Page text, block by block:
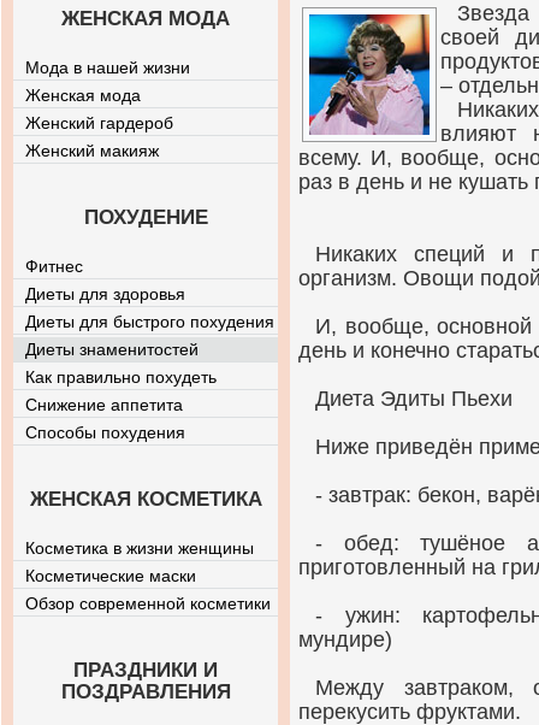
Звезда
своей
–
влияют
всему. И, вообще,
раз в день и не кушать
Никаких специй и
организм. Овощи
И, вообще, основной
день и конечно
Диета Эдиты Пьехи
Ниже приведён
- завтрак: бекон,
- обед: тушёное
приготовленный на
- ужин:
мундире)
Между
перекусить фруктами.
ЖЕНСКАЯ МОДА
Мода в нашей жизни
Женская мода
Женский гардероб
Женский макияж
ПОХУДЕНИЕ
Фитнес
Диеты для здоровья
Диеты для быстрого похудения
Диеты знаменитостей
Как правильно похудеть
Снижение аппетита
Способы похудения
ЖЕНСКАЯ КОСМЕТИКА
Косметика в жизни женщины
Косметические маски
Обзор современной косметики
ПРАЗДНИКИ И
ПОЗДРАВЛЕНИЯ